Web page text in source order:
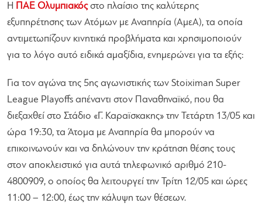
Η ΠΑΕ Ολυμπιακόςστο πλαίσιο της καλύτερης
εξυπηρέτησης των Ατόμων με Αναπηρία (ΑμεΑ), τα οποία
αντιμετωπίζουν κινητικά προβλήματα και χρησιμοποιούν
για το λόγο αυτό ειδικά αμαξίδια, ενημερώνει για τα εξής:
Για τον αγώνα της 5ης αγωνιστικής των Stoiximan Super
League Playoffs απέναντι στον Παναθηναϊκό, που θα
διεξαχθεί στο Στάδιο «Γ. Καραϊσκακης» την Τετάρτη 13/05 και
ώρα 19:30, τα Άτομα με Αναπηρία θα μπορούν να
επικοινωνούν και να δηλώνουν την κράτηση θέσης τους
στον αποκλειστικό για αυτά τηλεφωνικό αριθμό 210-
4800909, ο οποίος θα λειτουργεί την Τρίτη 12/05 και ώρες
11:00 – 12:00, έως την κάλυψη των θέσεων.